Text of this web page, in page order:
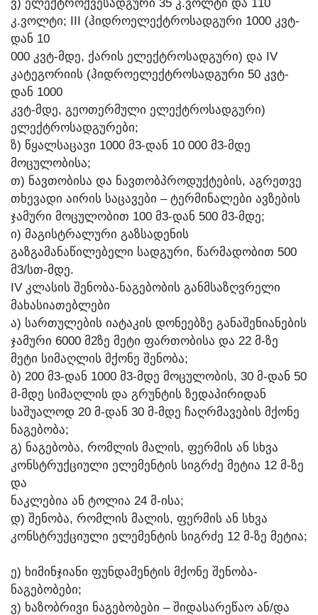
Ვ) ᲔᲚᲔᲥᲢᲠᲝᲥᲕᲔᲡᲐᲓᲒᲣᲠᲘ 35 Კ.ᲕᲝᲚᲢᲘ ᲓᲐ 110
Კ.ᲕᲝᲚᲢᲘ; III (ᲰᲘᲓᲠᲝᲔᲚᲔᲥᲢᲠᲝᲡᲐᲓᲒᲣᲠᲘ 1000 ᲙᲕᲢ-
ᲓᲐᲜ 10
000 ᲙᲕᲢ-ᲛᲓᲔ, ᲥᲐᲠᲘᲡ ᲔᲚᲔᲥᲢᲠᲝᲡᲐᲓᲒᲣᲠᲘ) ᲓᲐ IV
ᲙᲐᲢᲔᲒᲝᲠᲘᲘᲡ (ᲰᲘᲓᲠᲝᲔᲚᲔᲥᲢᲠᲝᲡᲐᲓᲒᲣᲠᲘ 50 ᲙᲕᲢ-
ᲓᲐᲜ 1000
ᲙᲕᲢ-ᲛᲓᲔ, ᲒᲔᲝᲗᲔᲠᲛᲣᲚᲘ ᲔᲚᲔᲥᲢᲠᲝᲡᲐᲓᲒᲣᲠᲘ)
ᲔᲚᲔᲥᲢᲠᲝᲡᲐᲓᲒᲣᲠᲔᲑᲘ;
Ზ) ᲬᲧᲐᲚᲡᲐᲪᲐᲕᲘ 1000 Მ3-ᲓᲐᲜ 10 000 Მ3-ᲛᲓᲔ
ᲛᲝᲪᲣᲚᲝᲑᲘᲡᲐ;
Თ) ᲜᲐᲕᲗᲝᲑᲘᲡᲐ ᲓᲐ ᲜᲐᲕᲗᲝᲑᲞᲠᲝᲓᲣᲥᲢᲔᲑᲘᲡ, ᲐᲒᲠᲔᲗᲕᲔ
ᲗᲮᲔᲕᲐᲓᲘ ᲐᲘᲠᲘᲡ ᲡᲐᲪᲐᲕᲔᲑᲘ – ᲢᲔᲠᲛᲘᲜᲐᲚᲔᲑᲘ ᲐᲕᲖᲔᲑᲘᲡ
ᲯᲐᲛᲣᲠᲘ ᲛᲝᲪᲣᲚᲝᲑᲘᲗ 100 Მ3-ᲓᲐᲜ 500 Მ3-ᲛᲓᲔ;
Ი) ᲛᲐᲒᲘᲡᲢᲠᲐᲚᲣᲠᲘ ᲒᲐᲖᲡᲐᲓᲔᲜᲘᲡ
ᲒᲐᲖᲒᲐᲛᲐᲜᲐᲬᲘᲚᲔᲑᲔᲚᲘ ᲡᲐᲓᲒᲣᲠᲘ, ᲬᲐᲠᲛᲐᲓᲝᲑᲘᲗ 500
Მ3/ᲡᲗ-ᲛᲓᲔ.
IV ᲙᲚᲐᲡᲘᲡ ᲨᲔᲜᲝᲑᲐ-ᲜᲐᲒᲔᲑᲝᲑᲘᲡ ᲒᲐᲜᲛᲡᲐᲖᲦᲕᲠᲔᲚᲘ
ᲛᲐᲮᲐᲡᲘᲐᲗᲔᲑᲚᲔᲑᲘ
Ა) ᲡᲐᲠᲗᲣᲚᲔᲑᲘᲡ ᲘᲐᲢᲐᲙᲘᲡ ᲓᲝᲜᲔᲔᲑᲖᲔ ᲒᲐᲜᲐᲨᲔᲜᲘᲐᲜᲔᲑᲘᲡ
ᲯᲐᲛᲣᲠᲘ 6000 Მ2ᲖᲔ ᲛᲔᲢᲘ ᲤᲐᲠᲗᲝᲑᲘᲡᲐ ᲓᲐ 22 Მ-ᲖᲔ
ᲛᲔᲢᲘ ᲡᲘᲛᲐᲦᲚᲘᲡ ᲛᲥᲝᲜᲔ ᲨᲔᲜᲝᲑᲐ;
Ბ) 200 Მ3-ᲓᲐᲜ 1000 Მ3-ᲛᲓᲔ ᲛᲝᲪᲣᲚᲝᲑᲘᲡ, 30 Მ-ᲓᲐᲜ 50
Მ-ᲛᲓᲔ ᲡᲘᲛᲐᲦᲚᲘᲡ ᲓᲐ ᲒᲠᲣᲜᲢᲘᲡ ᲖᲔᲓᲐᲞᲘᲠᲘᲓᲐᲜ
ᲡᲐᲨᲣᲐᲚᲝᲓ 20 Მ-ᲓᲐᲜ 30 Მ-ᲛᲓᲔ ᲩᲐᲦᲠᲛᲐᲕᲔᲑᲘᲡ ᲛᲥᲝᲜᲔ
ᲜᲐᲒᲔᲑᲝᲑᲐ;
Გ) ᲜᲐᲒᲔᲑᲝᲑᲐ, ᲠᲝᲛᲚᲘᲡ ᲛᲐᲚᲘᲡ, ᲤᲔᲠᲛᲘᲡ ᲐᲜ ᲡᲮᲕᲐ
ᲙᲝᲜᲡᲢᲠᲣᲥᲪᲘᲣᲚᲘ ᲔᲚᲔᲛᲔᲜᲢᲘᲡ ᲡᲘᲒᲠᲫᲔ ᲛᲔᲢᲘᲐ 12 Მ-ᲖᲔ
ᲓᲐ
ᲜᲐᲙᲚᲔᲑᲘᲐ ᲐᲜ ᲢᲝᲚᲘᲐ 24 Მ-ᲘᲡᲐ;
Დ) ᲨᲔᲜᲝᲑᲐ, ᲠᲝᲛᲚᲘᲡ ᲛᲐᲚᲘᲡ, ᲤᲔᲠᲛᲘᲡ ᲐᲜ ᲡᲮᲕᲐ
ᲙᲝᲜᲡᲢᲠᲣᲥᲪᲘᲣᲚᲘ ᲔᲚᲔᲛᲔᲜᲢᲘᲡ ᲡᲘᲒᲠᲫᲔ 12 Მ-ᲖᲔ ᲛᲔᲢᲘᲐ;
Ე) ᲮᲘᲛᲘᲜᲯᲘᲐᲜᲘ ᲤᲣᲜᲓᲐᲛᲔᲜᲢᲘᲡ ᲛᲥᲝᲜᲔ ᲨᲔᲜᲝᲑᲐ-
ᲜᲐᲒᲔᲑᲝᲑᲔᲑᲘ;
Ვ) ᲮᲐᲖᲝᲑᲠᲘᲕᲘ ᲜᲐᲒᲔᲑᲝᲑᲔᲑᲘ – ᲨᲘᲓᲐᲡᲐᲠᲔᲬᲐᲝ ᲐᲜ/ᲓᲐ